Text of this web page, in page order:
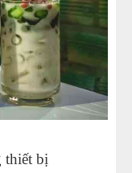
thiết bị